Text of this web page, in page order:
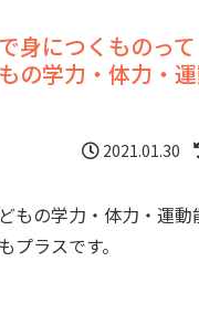
で身につくものっ
の学力・体力・
2021.01.30
もの学力・体力・運動
プラスです。